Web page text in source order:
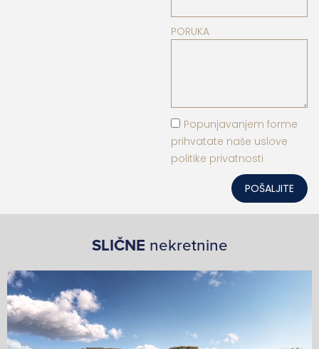
PORUKA
Popunjavanjem forme
prihvatate naše uslove
politike privatnosti
POŠALJITE
SLIČNE nekretnine